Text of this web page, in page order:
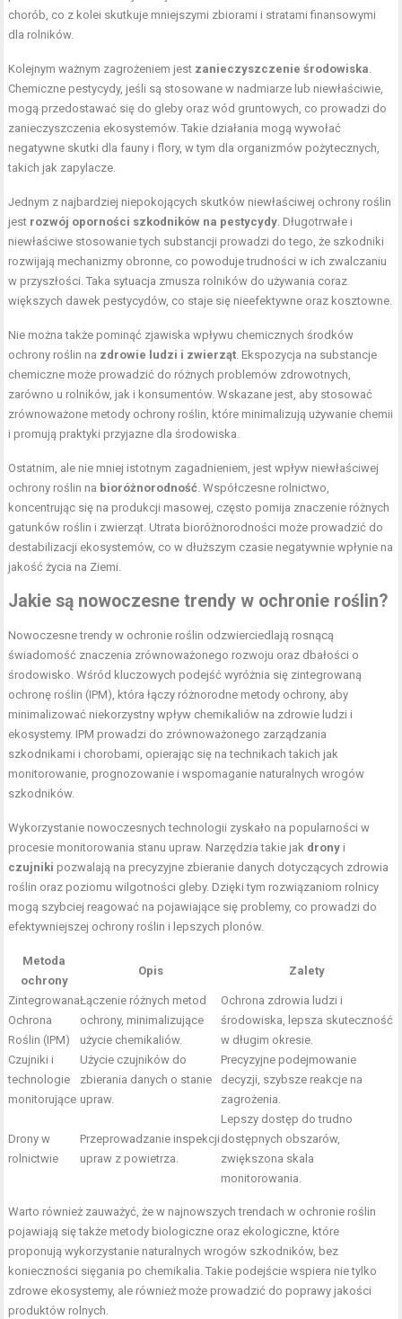
chorób, co z kolei skutkuje mniejszymi zbiorami i stratami finansowymi
dla rolników.
Kolejnym ważnym zagrożeniem jest zanieczyszczenie środowiska.
Chemiczne pestycydy, jeśli są stosowane w nadmiarze lub niewłaściwie,
mogą przedostawać się do gleby oraz wód gruntowych, co prowadzi do
zanieczyszczenia ekosystemów. Takie działania mogą wywołać
negatywne skutki dla fauny i flory, w tym dla organizmów pożytecznych,
takich jak zapylacze.
Jednym z najbardziej niepokojących skutków niewłaściwej ochrony roślin
jest rozwój oporności szkodników na pestycydy. Długotrwałe i
niewłaściwe stosowanie tych substancji prowadzi do tego, że szkodniki
rozwijają mechanizmy obronne, co powoduje trudności w ich zwalczaniu
w przyszłości. Taka sytuacja zmusza rolników do używania coraz
większych dawek pestycydów, co staje się nieefektywne oraz kosztowne.
Nie można także pominąć zjawiska wpływu chemicznych środków
ochrony roślin na zdrowie ludzi i zwierząt. Ekspozycja na substancje
chemiczne może prowadzić do różnych problemów zdrowotnych,
zarówno u rolników, jak i konsumentów. Wskazane jest, aby stosować
zrównoważone metody ochrony roślin, które minimalizują używanie chemii
i promują praktyki przyjazne dla środowiska.
Ostatnim, ale nie mniej istotnym zagadnieniem, jest wpływ niewłaściwej
ochrony roślin na bioróżnorodność. Współczesne rolnictwo,
koncentrując się na produkcji masowej, często pomija znaczenie różnych
gatunków roślin i zwierząt. Utrata bioróżnorodności może prowadzić do
destabilizacji ekosystemów, co w dłuższym czasie negatywnie wpłynie na
jakość życia na Ziemi.
Jakie są nowoczesne trendy w ochronie roślin?
Nowoczesne trendy w ochronie roślin odzwierciedlają rosnącą
świadomość znaczenia zrównoważonego rozwoju oraz dbałości o
środowisko. Wśród kluczowych podejść wyróżnia się zintegrowaną
ochronę roślin (IPM), która łączy różnorodne metody ochrony, aby
minimalizować niekorzystny wpływ chemikaliów na zdrowie ludzi i
ekosystemy. IPM prowadzi do zrównoważonego zarządzania
szkodnikami i chorobami, opierając się na technikach takich jak
monitorowanie, prognozowanie i wspomaganie naturalnych wrogów
szkodników.
Wykorzystanie nowoczesnych technologii zyskało na popularności w
procesie monitorowania stanu upraw. Narzędzia takie jak drony i
czujniki pozwalają na precyzyjne zbieranie danych dotyczących zdrowia
roślin oraz poziomu wilgotności gleby. Dzięki tym rozwiązaniom rolnicy
mogą szybciej reagować na pojawiające się problemy, co prowadzi do
efektywniejszej ochrony roślin i lepszych plonów.
Metoda
ochrony
Opis Zalety
Zintegrowana
Ochrona
Roślin (IPM)
Łączenie różnych metod
ochrony, minimalizujące
użycie chemikaliów.
Ochrona zdrowia ludzi i
środowiska, lepsza skuteczność
w długim okresie.
Czujniki i
technologie
monitorujące
Użycie czujników do
zbierania danych o stanie
upraw.
Precyzyjne podejmowanie
decyzji, szybsze reakcje na
zagrożenia.
Drony w
rolnictwie
Przeprowadzanie inspekcji
upraw z powietrza.
Lepszy dostęp do trudno
dostępnych obszarów,
zwiększona skala
monitorowania.
Warto również zauważyć, że w najnowszych trendach w ochronie roślin
pojawiają się także metody biologiczne oraz ekologiczne, które
proponują wykorzystanie naturalnych wrogów szkodników, bez
konieczności sięgania po chemikalia. Takie podejście wspiera nie tylko
zdrowe ekosystemy, ale również może prowadzić do poprawy jakości
produktów rolnych.